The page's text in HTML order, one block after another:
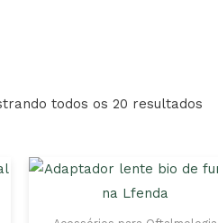
todos os 20 resultados